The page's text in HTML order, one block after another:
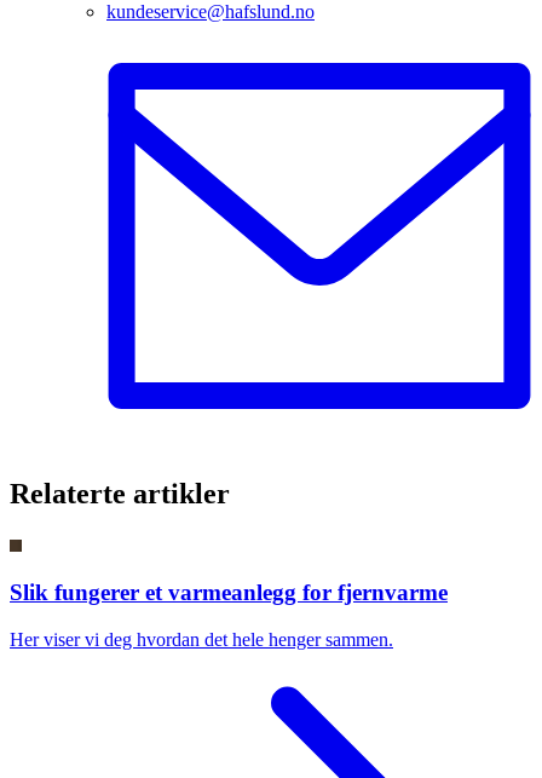
kundeservice@hafslund.no
Relaterte artikler
Slik fungerer et varmeanlegg for fjernvarme
Her viser vi deg hvordan det hele henger sammen.